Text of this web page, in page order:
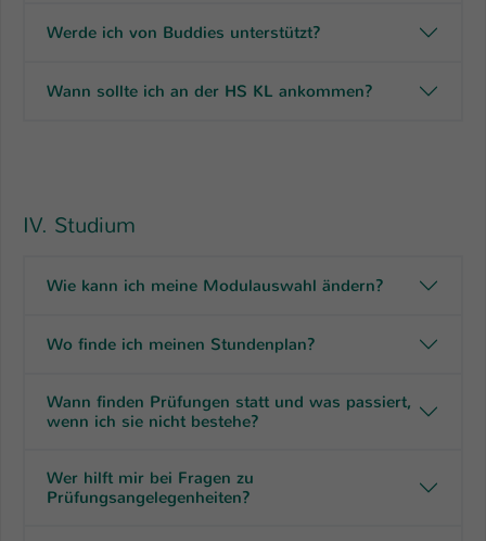
Werde ich von Buddies unterstützt?
Wann sollte ich an der HS KL ankommen?
IV. Studium
Wie kann ich meine Modulauswahl ändern?
Wo finde ich meinen Stundenplan?
Wann finden Prüfungen statt und was passiert,
wenn ich sie nicht bestehe?
Wer hilft mir bei Fragen zu
Prüfungsangelegenheiten?